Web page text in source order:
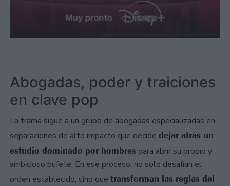
Abogadas, poder y traiciones
en clave pop
La trama sigue a un grupo de abogadas especializadas en
separaciones de alto impacto que decide dejar atrás un
estudio dominado por hombres para abrir su propio y
ambicioso bufete. En ese proceso, no solo desafían el
orden establecido, sino que transforman las reglas del